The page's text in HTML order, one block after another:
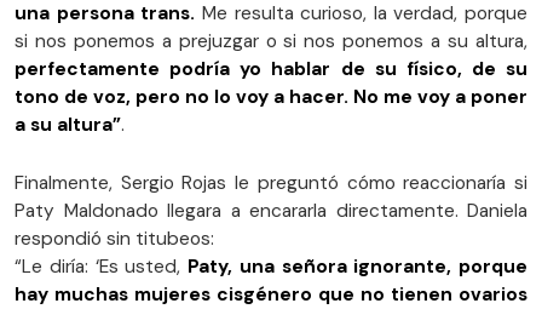
una persona trans. Me resulta curioso, la verdad, porque
si nos ponemos a prejuzgar o si nos ponemos a su altura,
perfectamente podría yo hablar de su físico, de su
tono de voz, pero no lo voy a hacer. No me voy a poner
a su altura”.
Finalmente, Sergio Rojas le preguntó cómo reaccionaría si
Paty Maldonado llegara a encararla directamente. Daniela
respondió sin titubeos:
“Le diría: ‘Es usted, Paty, una señora ignorante, porque
hay muchas mujeres cisgénero que no tienen ovarios